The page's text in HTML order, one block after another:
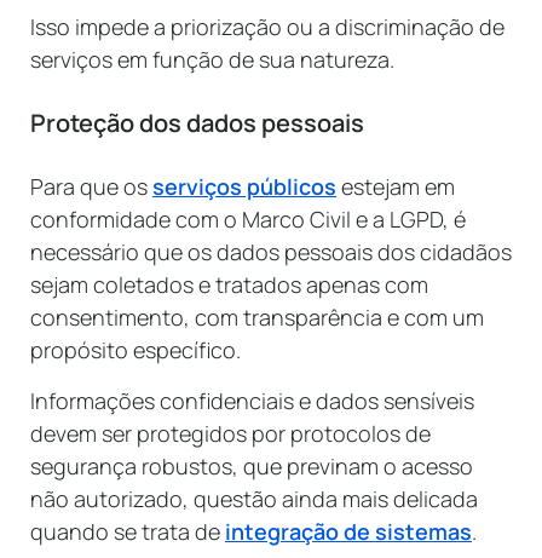
Isso impede a priorização ou a discriminação de
serviços em função de sua natureza.
Proteção dos dados pessoais
Para que osserviços públicos estejam em
conformidade com o Marco Civil e a LGPD, é
necessário que os dados pessoais dos cidadãos
sejam coletados e tratados apenas com
consentimento, com transparência e com um
propósito específico.
Informações confidenciais e dados sensíveis
devem ser protegidos por protocolos de
segurança robustos, que previnam o acesso
não autorizado, questão ainda mais delicada
quando se trata de integração de sistemas.